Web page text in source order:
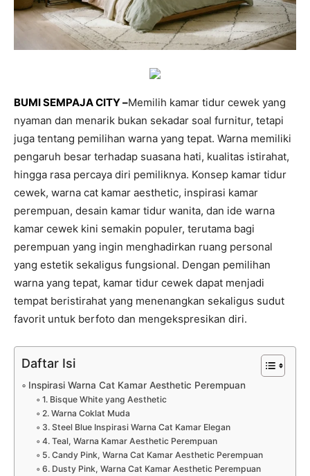
BUMI SEMPAJA CITY –Memilih kamar tidur cewek yang
nyaman dan menarik bukan sekadar soal furnitur, tetapi
juga tentang pemilihan warna yang tepat. Warna memiliki
pengaruh besar terhadap suasana hati, kualitas istirahat,
hingga rasa percaya diri pemiliknya. Konsep kamar tidur
cewek, warna cat kamar aesthetic, inspirasi kamar
perempuan, desain kamar tidur wanita, dan ide warna
kamar cewek kini semakin populer, terutama bagi
perempuan yang ingin menghadirkan ruang personal
yang estetik sekaligus fungsional. Dengan pemilihan
warna yang tepat, kamar tidur cewek dapat menjadi
tempat beristirahat yang menenangkan sekaligus sudut
favorit untuk berfoto dan mengekspresikan diri.
Daftar Isi
Inspirasi Warna Cat Kamar Aesthetic Perempuan
1. Bisque White yang Aesthetic
2. Warna Coklat Muda
3. Steel Blue Inspirasi Warna Cat Kamar Elegan
4. Teal, Warna Kamar Aesthetic Perempuan
5. Candy Pink, Warna Cat Kamar Aesthetic Perempuan
6. Dusty Pink, Warna Cat Kamar Aesthetic Perempuan